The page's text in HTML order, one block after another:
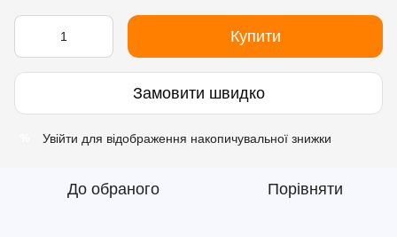
Купити
Замовити швидко
Увійти для відображення накопичувальної знижки
До обраного Порівняти